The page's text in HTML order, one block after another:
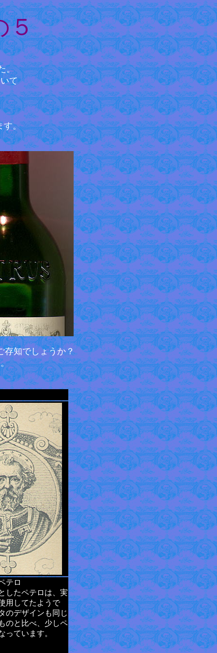
５
。
て
す。
存知でしょうか？
テロ
したペテロは、実
用してたようで
のデザインも同じ
のと比べ、少しペ
っています。